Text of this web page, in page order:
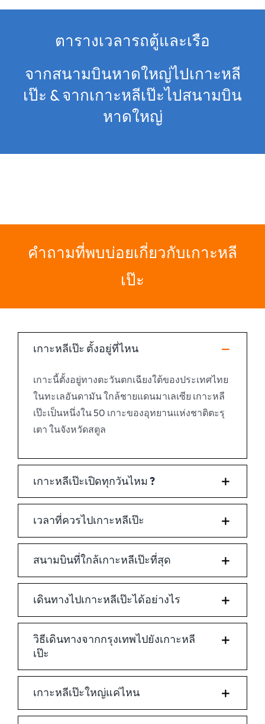
ตารางเวลารถตู้และเรือ
จากสนามบินหาดใหญ่ไปเกาะหลี
เป๊ะ & จากเกาะหลีเป๊ะไปสนามบิน
หาดใหญ่
คำถามที่พบบ่อยเกี่ยวกับเกาะหลี
เป๊ะ
เกาะหลีเป๊ะ ตั้งอยู่ที่ไหน
เกาะนี้ตั้งอยู่ทางตะวันตกเฉียงใต้ของประเทศไทย
ในทะเลอันดามัน ใกล้ชายแดนมาเลเซีย เกาะหลี
เป๊ะเป็นหนึ่งใน 50 เกาะของอุทยานแห่งชาติตะรุ
เตา ในจังหวัดสตูล
เกาะหลีเป๊ะเปิดทุกวันไหม ?
เวลาที่ควรไปเกาะหลีเป๊ะ
สนามบินที่ใกล้เกาะหลีเป๊ะที่สุด
เดินทางไปเกาะหลีเป๊ะได้อย่างไร
วิธีเดินทางจากกรุงเทพไปยังเกาะหลี
เป๊ะ
เกาะหลีเป๊ะใหญ่แค่ไหน